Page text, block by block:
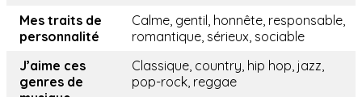
Mes traits de
personnalité
Calme, gentil, honnête, responsable,
romantique, sérieux, sociable
J’aime ces
genres de
Classique, country, hip hop, jazz,
pop-rock, reggae